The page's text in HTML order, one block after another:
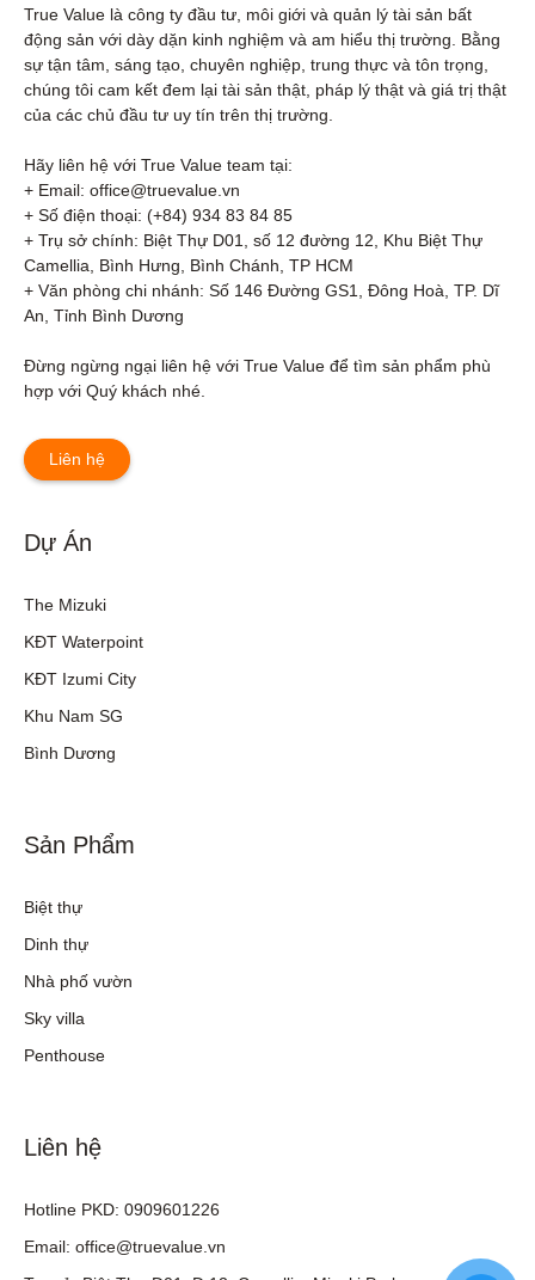
True Value là công ty đầu tư, môi giới và quản lý tài sản bất
động sản với dày dặn kinh nghiệm và am hiểu thị trường. Bằng
sự tận tâm, sáng tạo, chuyên nghiệp, trung thực và tôn trọng,
chúng tôi cam kết đem lại tài sản thật, pháp lý thật và giá trị thật
của các chủ đầu tư uy tín trên thị trường.
Hãy liên hệ với True Value team tại:
+ Email: office@truevalue.vn
+ Số điện thoại: (+84) 934 83 84 85
+ Trụ sở chính: Biệt Thự D01, số 12 đường 12, Khu Biệt Thự
Camellia, Bình Hưng, Bình Chánh, TP HCM
+ Văn phòng chi nhánh: Số 146 Đường GS1, Đông Hoà, TP. Dĩ
An, Tỉnh Bình Dương
Đừng ngừng ngại liên hệ với True Value để tìm sản phẩm phù
hợp với Quý khách nhé.
Liên hệ
Dự Án
The Mizuki
KĐT Waterpoint
KĐT Izumi City
Khu Nam SG
Bình Dương
Sản Phẩm
Biệt thự
Dinh thự
Nhà phố vườn
Sky villa
Penthouse
Liên hệ
Hotline PKD: 0909601226
Email: office@truevalue.vn